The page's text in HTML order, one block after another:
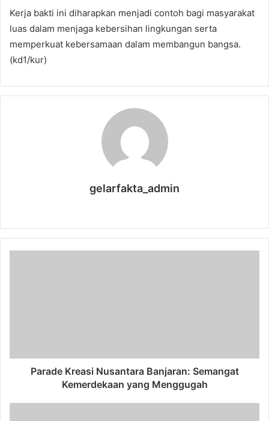
Kerja bakti ini diharapkan menjadi contoh bagi masyarakat
luas dalam menjaga kebersihan lingkungan serta
memperkuat kebersamaan dalam membangun bangsa.
(kd1/kur)
gelarfakta_admin
Parade Kreasi Nusantara Banjaran: Semangat
Kemerdekaan yang Menggugah